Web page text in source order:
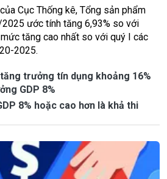
Cục Thống kê, Tổng sản phẩm
ước tính tăng 6,93% so với
tăng cao nhất so với quý I các
2025.
trưởng tín dụng khoảng 16%
GDP 8%
8% hoặc cao hơn là khả thi